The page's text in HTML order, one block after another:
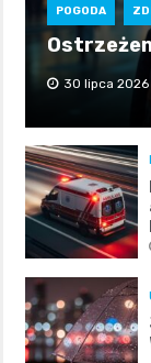
POGODA
30 lipca 2026